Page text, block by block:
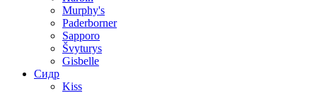
Murphy's
Paderborner
Sapporo
Švyturys
Gisbelle
Сидр
Kiss